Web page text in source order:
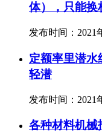
体），只能换
发布时间：2021
定额率里潜水
轻潜
发布时间：2021
各种材料机械